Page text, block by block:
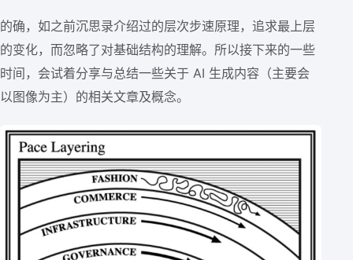
的确，如之前沉思录介绍过的层次步速原理，追求最上层
的变化，而忽略了对基础结构的理解。所以接下来的一些
时间，会试着分享与总结一些关于 AI 生成内容（主要会
以图像为主）的相关文章及概念。